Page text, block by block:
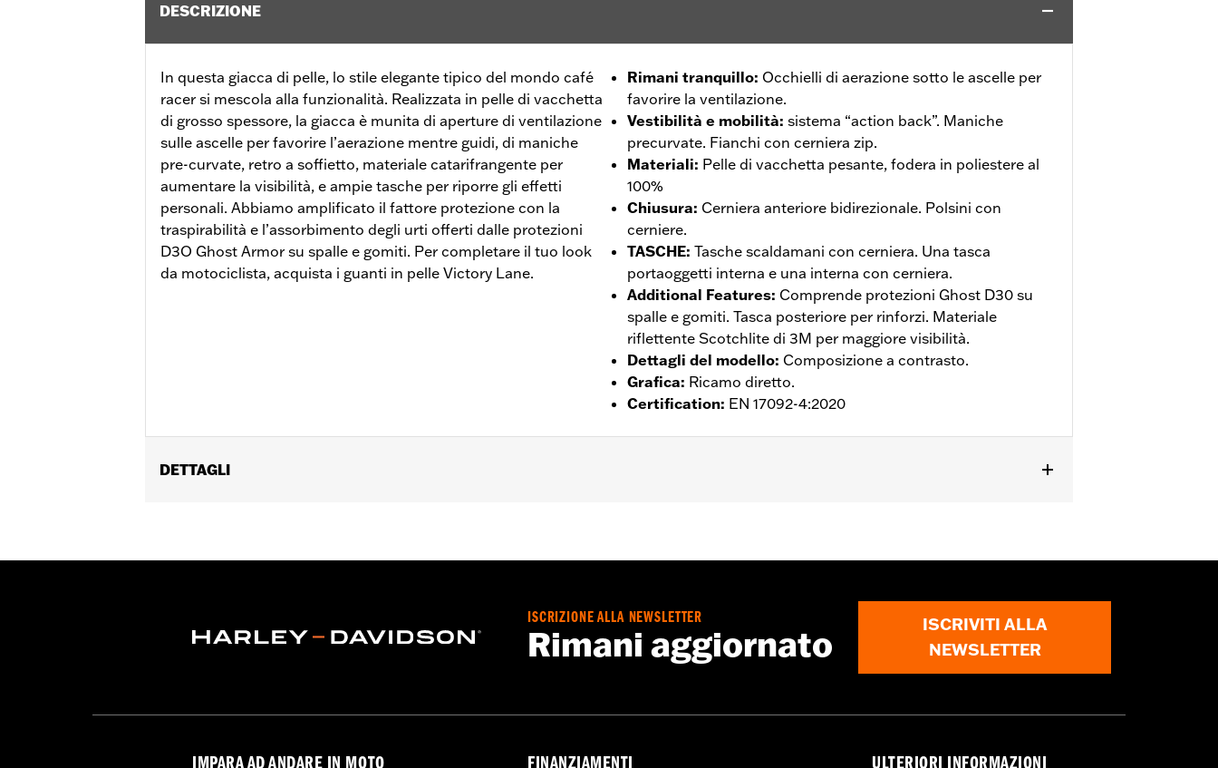
DESCRIZIONE
In questa giacca di pelle, lo stile elegante tipico del mondo café
racer si mescola alla funzionalità. Realizzata in pelle di vacchetta
di grosso spessore, la giacca è munita di aperture di ventilazione
sulle ascelle per favorire l’aerazione mentre guidi, di maniche
pre-curvate, retro a soffietto, materiale catarifrangente per
aumentare la visibilità, e ampie tasche per riporre gli effetti
personali. Abbiamo amplificato il fattore protezione con la
traspirabilità e l’assorbimento degli urti offerti dalle protezioni
D3O Ghost Armor su spalle e gomiti. Per completare il tuo look
da motociclista, acquista i guanti in pelle Victory Lane.
Rimani tranquillo: Occhielli di aerazione sotto le ascelle per
favorire la ventilazione.
Vestibilità e mobilità: sistema “action back”. Maniche
precurvate. Fianchi con cerniera zip.
Materiali: Pelle di vacchetta pesante, fodera in poliestere al
100%
Chiusura: Cerniera anteriore bidirezionale. Polsini con
cerniere.
TASCHE: Tasche scaldamani con cerniera. Una tasca
portaoggetti interna e una interna con cerniera.
Additional Features: Comprende protezioni Ghost D30 su
spalle e gomiti. Tasca posteriore per rinforzi. Materiale
riflettente Scotchlite di 3M per maggiore visibilità.
Dettagli del modello: Composizione a contrasto.
Grafica: Ricamo diretto.
Certification: EN 17092-4:2020
DETTAGLI
con cerniera,Cerniera interna,Protezione inclusa,Tasche per protezioni,Riflettente
ISCRIZIONE ALLA NEWSLETTER
Rimani aggiornato
ISCRIVITI ALLA
NEWSLETTER